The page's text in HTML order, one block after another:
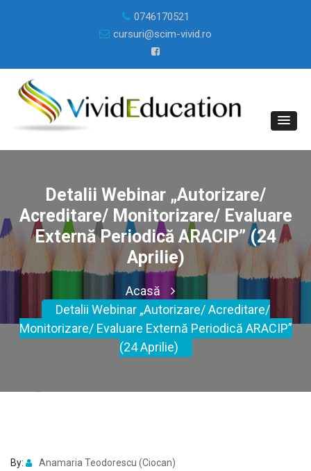
0746170521
cursuri@scim-vivid.ro
Detalii Webinar „Autorizare/
Acreditare/ Monitorizare/ Evaluare
Externă Periodică ARACIP” (24
Aprilie)
Acasă
Detalii Webinar „Autorizare/ Acreditare/
Monitorizare/ Evaluare Externă Periodică ARACIP”
(24 Aprilie)
By: Anamaria Teodorescu (Ciocan)